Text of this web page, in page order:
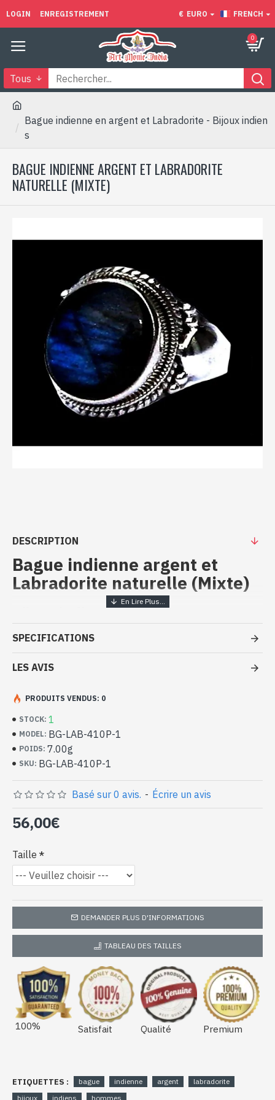
LOGIN ENREGISTREMENT € EURO FRENCH
0
Tous
Bague indienne en argent et Labradorite - Bijoux indien
s
BAGUE INDIENNE ARGENT ET LABRADORITE
NATURELLE (MIXTE)
DESCRIPTION
Bague indienne argent et
Labradorite naturelle (Mixte)
Bijoux indiens artisanaux - Bague
argent massif et Labradorite
- Bague en argent véritable 925/1000
- Faite à la main à Jaipur ( INDE )
- Taille de la pierre : 16mm x 12mm approx
-Livrée avec un petit sac artisanal
Bague indienne argent et Labradorite
naturelle de forme ovale (BG-LAB-
410P-1)
SPECIFICATIONS
LES AVIS
STOCK: 1
MODEL: BG-LAB-410P-1
POIDS: 7.00g
SKU: BG-LAB-410P-1
PRODUITS VENDUS: 0
Basé sur 0 avis. - Écrire un avis
56,00€
Taille
DEMANDER PLUS D'INFORMATIONS
TABLEAU DES TAILLES
100% Satisfait Qualité Premium
ETIQUETTES : bague indienne argent
labradorite
bijoux
indiens hommes